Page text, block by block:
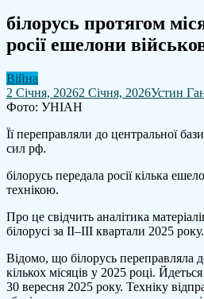
білорусь протягом
росії ешелони
Війна
2 Січня, 20262 Січня, 2026Устин
Фото: УНІАН
Її переправляли до центральної
сил рф.
білорусь передала росії кілька
технікою.
Про це свідчить аналітика
білорусі за II–III квартали 2025 року.
Відомо, що білорусь переправляла
кількох місяців у 2025 році.
30 вересня 2025 року. Техніку